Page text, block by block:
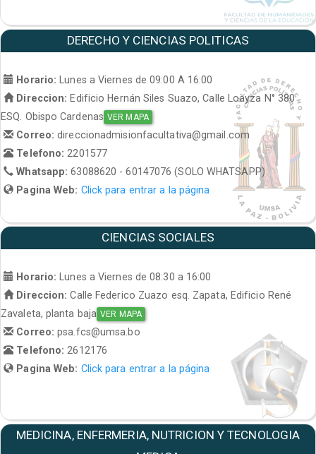
DERECHO Y CIENCIAS POLITICAS
Horario:
Lunes a Viernes de 09:00 A 16:00
Direccion: Edificio Hernán Siles Suazo, Calle Loayza N° 380
ESQ. Obispo Cardenas VER MAPA
Correo:direccionadmisionfacultativa@gmail.com
Telefono: 2201577
Whatsapp:63088620 - 60147076 (SOLO WHATSAPP)
Pagina Web: Click para entrar a la página
CIENCIAS SOCIALES
Horario:
Lunes a Viernes de 08:30 a 16:00
Direccion: Calle Federico Zuazo esq. Zapata, Edificio René
Zavaleta, planta baja VER MAPA
Correo:psa.fcs@umsa.bo
Telefono: 2612176
Pagina Web: Click para entrar a la página
MEDICINA, ENFERMERIA, NUTRICION Y TECNOLOGIA